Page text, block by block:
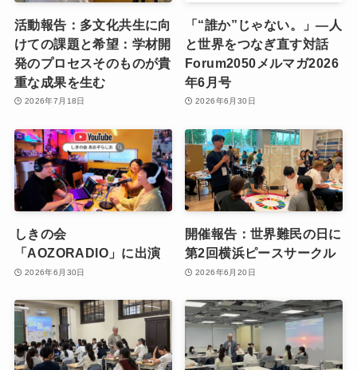
活動報告：多文化共生に向
けての課題と希望：学材開
発のプロセスそのものが貴
重な成果を生む
2026年7月18日
「“誰か”じゃない。」―人
と世界をつなぎ直す対話
Forum2050メルマガ2026
年6月号
2026年6月30日
しきの会
「AOZORADIO」に出演
2026年6月30日
開催報告：世界難民の日に
第2回横浜ピースサークル
2026年6月20日